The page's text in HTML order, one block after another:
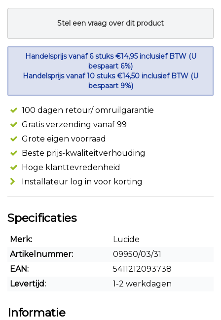
Stel een vraag over dit product
Handelsprijs vanaf 6 stuks €14,95 inclusief BTW (U
bespaart 6%)
Handelsprijs vanaf 10 stuks €14,50 inclusief BTW (U
bespaart 9%)
100 dagen retour/ omruilgarantie
Gratis verzending vanaf 99
Grote eigen voorraad
Beste prijs-kwaliteitverhouding
Hoge klanttevredenheid
Installateur log in voor korting
Specificaties
Merk:
Lucide
Artikelnummer:
09950/03/31
EAN:
5411212093738
Levertijd:
1-2 werkdagen
Informatie